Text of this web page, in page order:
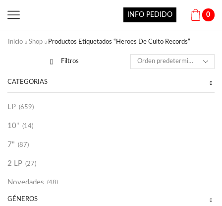
INFO PEDIDO 0
Inicio Shop Productos Etiquetados “Heroes De Culto Records”
Filtros
CATEGORÍAS
LP (659)
10" (14)
7" (87)
2 LP (27)
Novedades (48)
Vinilako (34)
GÉNEROS